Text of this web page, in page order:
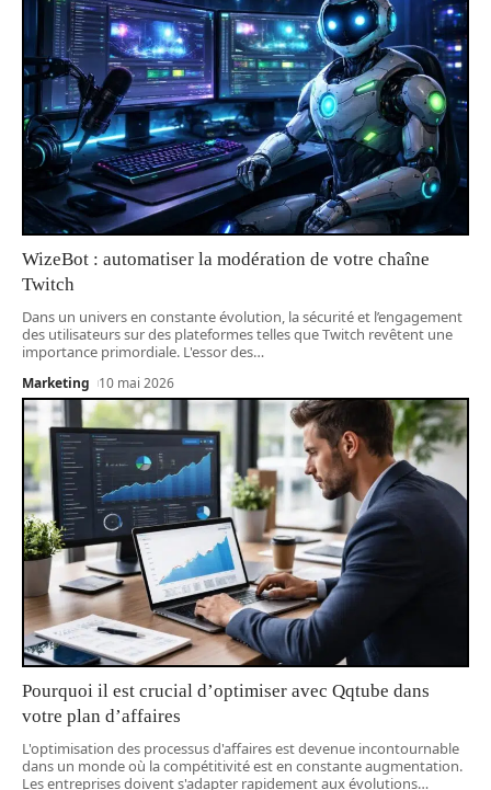
WizeBot : automatiser la modération de votre chaîne
Twitch
Dans un univers en constante évolution, la sécurité et l’engagement
des utilisateurs sur des plateformes telles que Twitch revêtent une
importance primordiale. L'essor des…
Marketing 10 mai 2026
Pourquoi il est crucial d’optimiser avec Qqtube dans
votre plan d’affaires
L'optimisation des processus d'affaires est devenue incontournable
dans un monde où la compétitivité est en constante augmentation.
Les entreprises doivent s'adapter rapidement aux évolutions…